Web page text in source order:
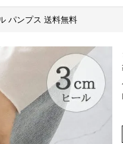
パンプス 送料無料